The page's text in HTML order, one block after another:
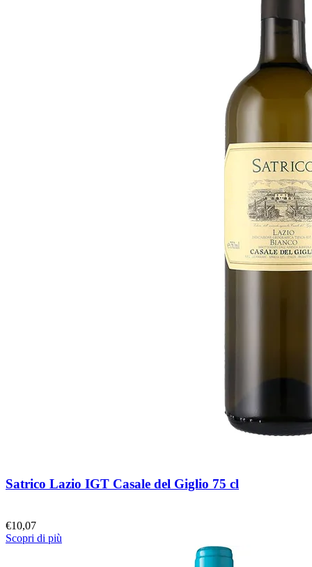
Satrico Lazio IGT Casale del Giglio 75 cl
€10,07
Scopri di più